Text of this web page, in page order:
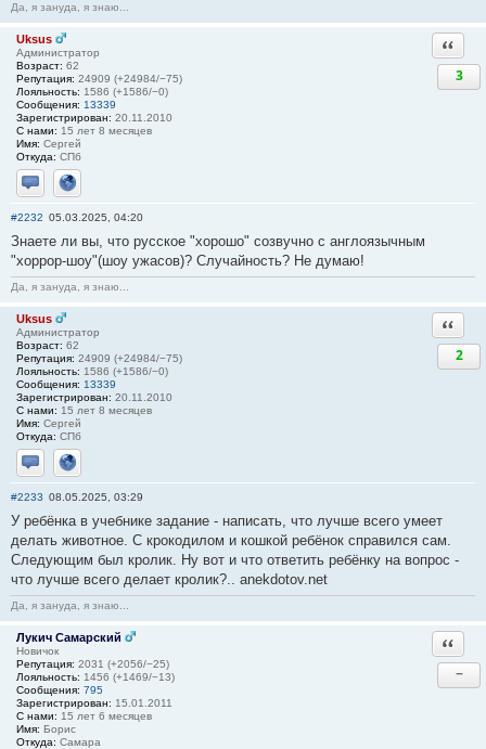
Да, я зануда, я знаю...
Uksus
Администратор
Возраст: 62
Репутация: 24909 (+24984/−75)
Лояльность: 1586 (+1586/−0)
Сообщения: 13339
Зарегистрирован: 20.11.2010
С нами: 15 лет 8 месяцев
Имя: Сергей
Откуда: СПб
Отправить личное сообщение
Сайт
3
#2232 05.03.2025, 04:20
Знаете ли вы, что русское "хорошо" созвучно с англоязычным
"хоррор-шоу"(шоу ужасов)? Случайность? Не думаю!
Да, я зануда, я знаю...
Uksus
Администратор
Возраст: 62
Репутация: 24909 (+24984/−75)
Лояльность: 1586 (+1586/−0)
Сообщения: 13339
Зарегистрирован: 20.11.2010
С нами: 15 лет 8 месяцев
Имя: Сергей
Откуда: СПб
Отправить личное сообщение
Сайт
2
#2233 08.05.2025, 03:29
У ребёнка в учебнике задание - написать, что лучше всего умеет
делать животное. С крокодилом и кошкой ребёнок справился сам.
Следующим был кролик. Ну вот и что ответить ребёнку на вопрос -
что лучше всего делает кролик?.. anekdotov.net
Да, я зануда, я знаю...
Лукич Самарский
Новичок
Репутация: 2031 (+2056/−25)
Лояльность: 1456 (+1469/−13)
Сообщения: 795
Зарегистрирован: 15.01.2011
С нами: 15 лет 6 месяцев
Имя: Борис
Откуда: Самара
−